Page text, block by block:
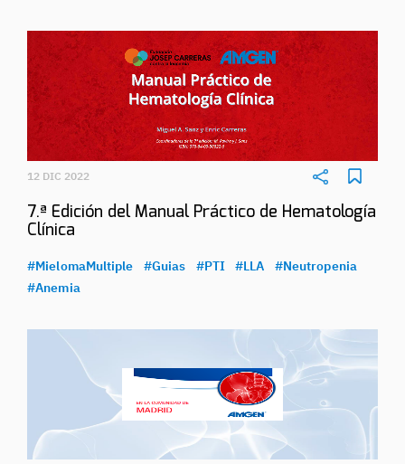
12 DIC 2022
7.ª Edición del Manual Práctico de Hematología
Clínica
#MielomaMultiple #Guias #PTI #LLA
#Neutropenia
#Anemia